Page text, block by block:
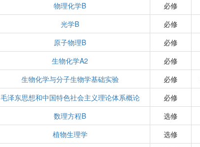
物理化学B 必修
光学B 必修
原子物理B 必修
生物化学A2 必修
生物化学与分子生物学基础实验 必修
毛泽东思想和中国特色社会主义理论体系概论 必修
数理方程B 选修
植物生理学 选修